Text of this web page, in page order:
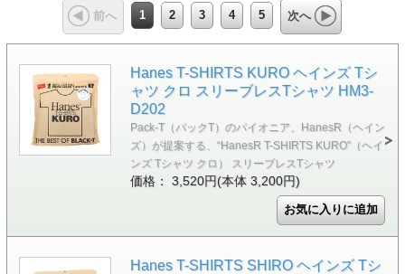
前へ 1 2 3 4 5 次へ
Hanes T-SHIRTS KURO ヘインズ Tシ
ャツ クロ スリーブレスTシャツ HM3-
D202
Pack-T（パックT）のパイオニア、HanesR（ヘイン
ズ）が提案する、“HanesR T-SHIRTS KURO”（ヘイ
ンズ Tシャツ クロ） スリーブレスTシャツ
価格： 3,520円(本体 3,200円)
Hanes T-SHIRTS SHIRO ヘインズ Tシ